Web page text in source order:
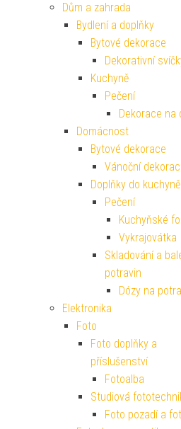
Dům a zahrada
Bydlení a doplňky
Bytové dekorace
Dekorativní
Kuchyně
Pečení
Dekorace na
Domácnost
Bytové dekorace
Vánoční
Doplňky do kuchyně
Pečení
Kuchyňské
Vykrajovátka
Skladování a
potravin
Dózy na
Elektronika
Foto
Foto doplňky a
příslušenství
Fotoalba
Studiová
Foto pozadí a